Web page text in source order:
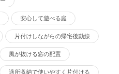
安心して遊べる庭
片付けしながらの帰宅後動線
風が抜ける窓の配置
適所収納で使いやすく片付ける